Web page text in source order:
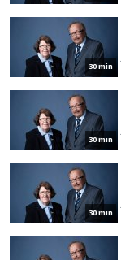
30 min
30 min
30 min